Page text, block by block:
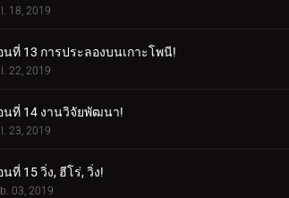
18, 2019
นที่ 13 การประลองบนเกาะโพนี!
22, 2019
นที่ 14 งานวิจัยพัฒนา!
23, 2019
นที่ 15 วิ่ง, ฮีโร่, วิ่ง!
03, 2019